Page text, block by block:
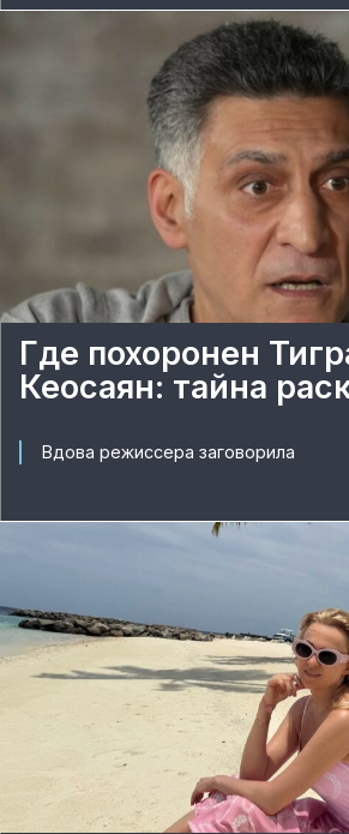
Где похоронен
Кеосаян: тайна
Вдова режиссера заговорила